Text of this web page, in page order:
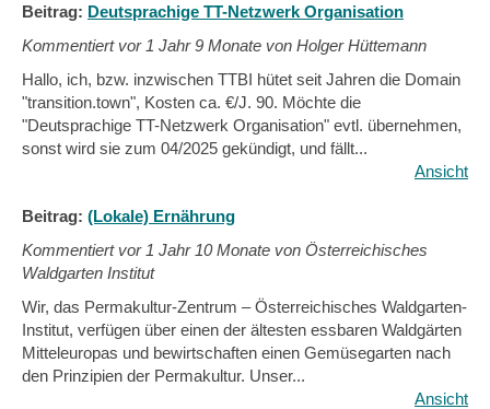
Beitrag: Deutsprachige TT-Netzwerk Organisation
Kommentiert vor 1 Jahr 9 Monate von Holger Hüttemann
Hallo, ich, bzw. inzwischen TTBI hütet seit Jahren die Domain
"transition.town", Kosten ca. €/J. 90. Möchte die
"Deutsprachige TT-Netzwerk Organisation" evtl. übernehmen,
sonst wird sie zum 04/2025 gekündigt, und fällt...
Ansicht
Beitrag: (Lokale) Ernährung
Kommentiert vor 1 Jahr 10 Monate von Österreichisches
Waldgarten Institut
Wir, das Permakultur-Zentrum – Österreichisches Waldgarten-
Institut, verfügen über einen der ältesten essbaren Waldgärten
Mitteleuropas und bewirtschaften einen Gemüsegarten nach
den Prinzipien der Permakultur. Unser...
Ansicht